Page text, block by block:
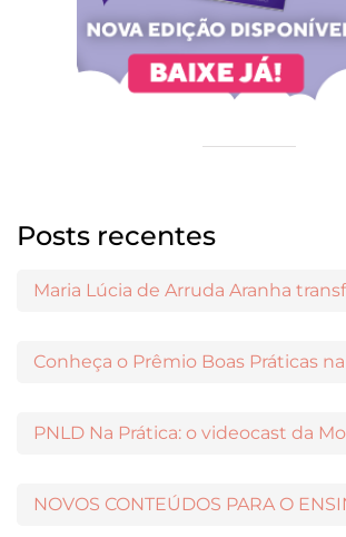
Posts recentes
Conheça o Prêmio Boas Práticas